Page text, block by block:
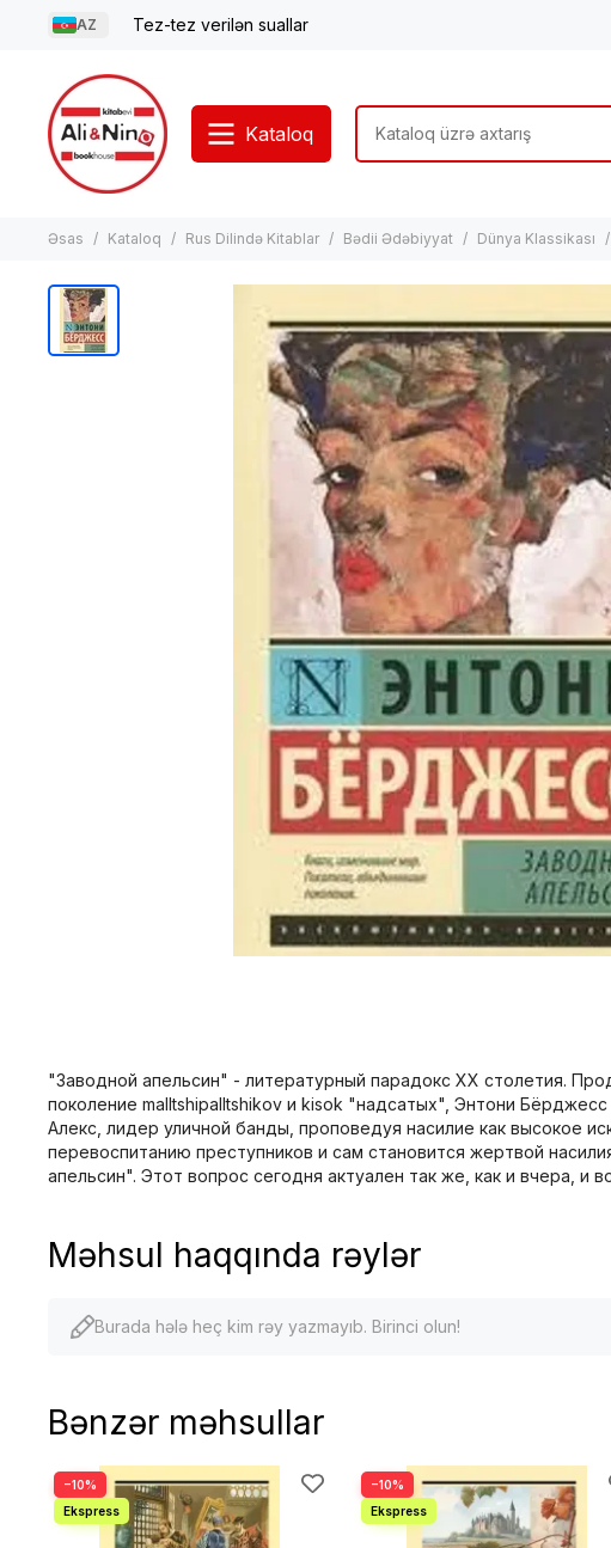
AZ Tez-tez verilən suallar
Kataloq
Əsas Kataloq Rus Dilində Kitablar Bədii Ədəbiyyat Dünya Klassikası
"Заводной апельсин" - литературный парадокс XX столетия.
поколение malltshipalltshikov и kisok "надсатых", Энтони
Алекс, лидер уличной банды, проповедуя насилие как высокое
перевоспитанию преступников и сам становится жертвой
апельсин". Этот вопрос сегодня актуален так же, как и вчера, и
Məhsul haqqında rəylər
Burada hələ heç kim rəy yazmayıb. Birinci olun!
Bənzər məhsullar
−10% −10%